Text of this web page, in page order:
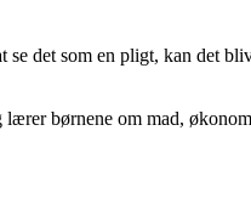
det som en pligt, kan
børnene om mad,